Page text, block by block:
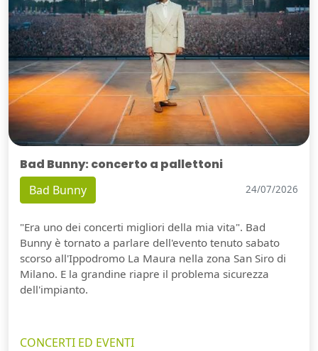
Bad Bunny: concerto a pallettoni
Bad Bunny 24/07/2026
"Era uno dei concerti migliori della mia vita". Bad
Bunny è tornato a parlare dell'evento tenuto sabato
scorso all'Ippodromo La Maura nella zona San Siro di
Milano. E la grandine riapre il problema sicurezza
dell'impianto.
CONCERTI ED EVENTI